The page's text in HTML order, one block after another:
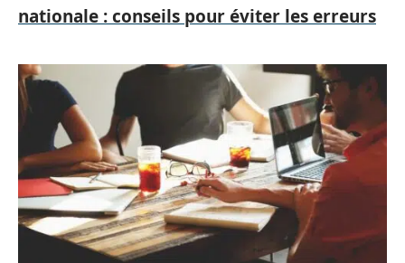
nationale : conseils pour éviter les erreurs